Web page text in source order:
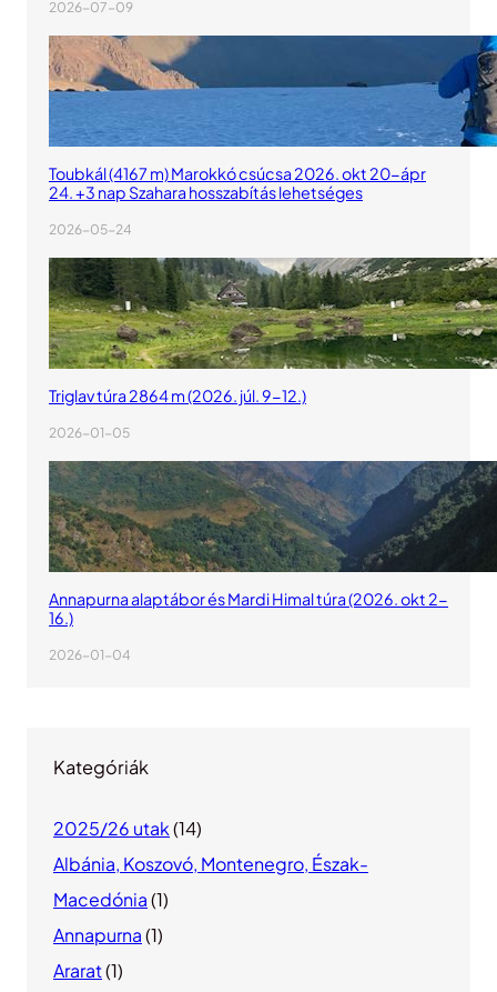
2026-07-09
Toubkál (4167 m) Marokkó csúcsa 2026. okt 20-ápr
24. +3 nap Szahara hosszabítás lehetséges
2026-05-24
Triglav túra 2864 m (2026. júl. 9-12.)
2026-01-05
Annapurna alaptábor és Mardi Himal túra (2026. okt 2-
16.)
2026-01-04
Kategóriák
2025/26 utak(14)
Albánia, Koszovó, Montenegro, Észak-
Macedónia(1)
Annapurna(1)
Ararat(1)